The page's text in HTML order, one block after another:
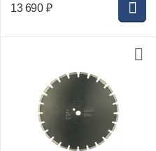
13 690 ₽